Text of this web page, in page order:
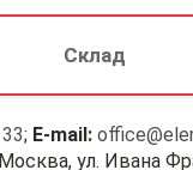
Склад
; E-mail:
ул. Ивана